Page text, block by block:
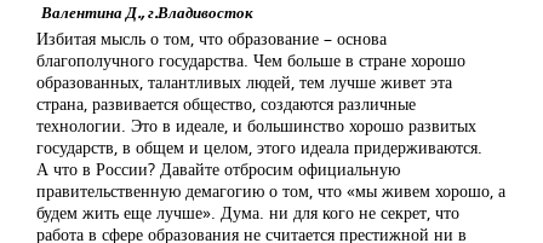
Валентина Д., г.Владивосток
Избитая мысль о том, что образование – основа
благополучного государства. Чем больше в стране хорошо
образованных, талантливых людей, тем лучше живет эта
страна, развивается общество, создаются различные
технологии. Это в идеале, и большинство хорошо развитых
государств, в общем и целом, этого идеала придерживаются.
А что в России? Давайте отбросим официальную
правительственную демагогию о том, что «мы живем хорошо, а
будем жить еще лучше». Дума. ни для кого не секрет, что
работа в сфере образования не считается престижной ни в